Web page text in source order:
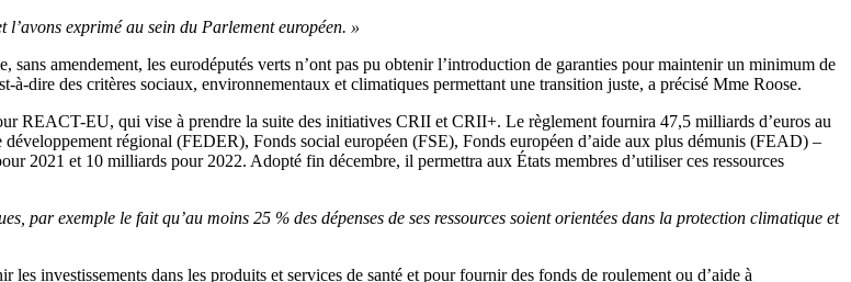
l’avons exprimé au sein du Parlement européen. »
amendement, les eurodéputés verts n’ont pas pu obtenir l’introduction de garanties pour maintenir un minimum de
à-dire des critères sociaux, environnementaux et climatiques permettant une transition juste, a précisé Mme Roose.
REACT-EU, qui vise à prendre la suite des initiatives CRII et CRII+. Le règlement fournira 47,5 milliards d’euros au
régional (FEDER), Fonds social européen (FSE), Fonds européen d’aide aux plus démunis (FEAD) –
2021 et 10 milliards pour 2022. Adopté fin décembre, il permettra aux États membres d’utiliser ces ressources
par exemple le fait qu’au moins 25 % des dépenses de ses ressources soient orientées dans la protection climatique et
investissements dans les produits et services de santé et pour fournir des fonds de roulement ou d’aide à